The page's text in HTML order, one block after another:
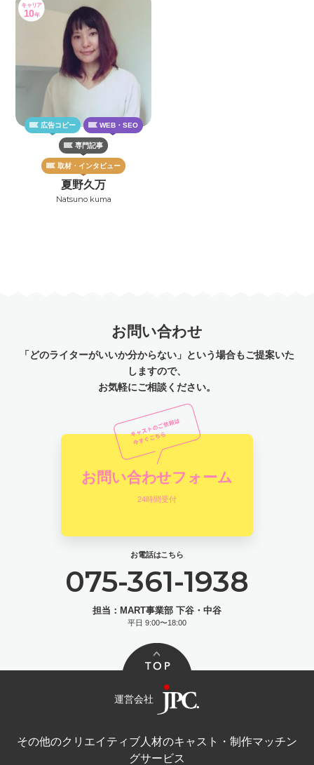
キャリア
10年
広告コピー WEB・SEO
専門記事
取材・インタビュー
夏野久万
Natsuno kuma
お問い合わせ
「どのライターがいいか分からない」という場合もご提案いた
しますので、
お気軽にご相談ください。
お問い合わせフォーム
24時間受付
お電話はこちら
075-361-1938
担当：MART事業部 下谷・中谷
平日 9:00〜18:00
運営会社
その他のクリエイティブ人材のキャスト・制作マッチン
グサービス